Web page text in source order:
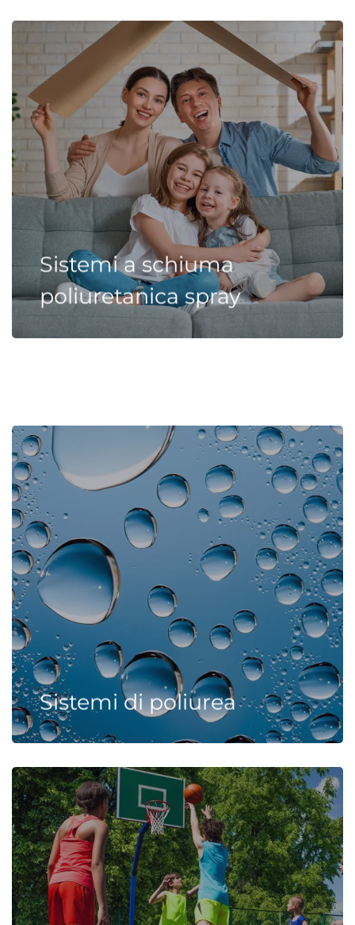
Sistemi a schiuma
poliuretanica spray
Sistemi di poliurea